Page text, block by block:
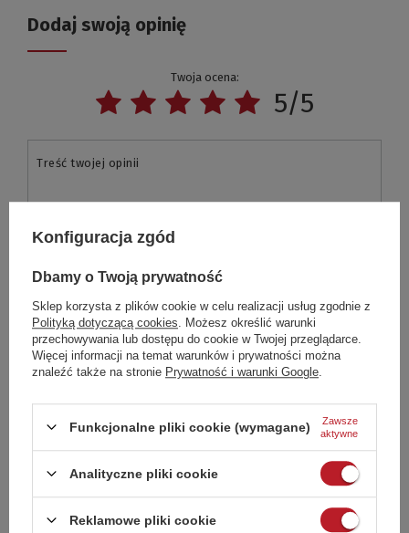
Dodaj swoją opinię
Twoja ocena:
5/5
Treść twojej opinii
Dodaj własne zdjęcie produktu:
Twoje imię
Twój email
Wyślij opinię
Konfiguracja zgód
Dbamy o Twoją prywatność
Sklep korzysta z plików cookie w celu realizacji usług zgodnie z
Polityką dotyczącą cookies . Możesz określić warunki
przechowywania lub dostępu do cookie w Twojej przeglądarce.
Więcej informacji na temat warunków i prywatności można
znaleźć także na stronie Prywatność i warunki Google
Funkcjonalne pliki cookie (wymagane)
Zawsze
aktywne
Analityczne pliki cookie
Reklamowe pliki cookie